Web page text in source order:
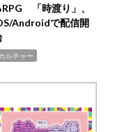
RPG 「時渡り」、
Androidで配信開
カルチャー